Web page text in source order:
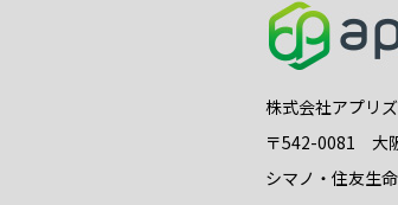
株式会社アプリ
〒542-0081 大
シマノ・住友生